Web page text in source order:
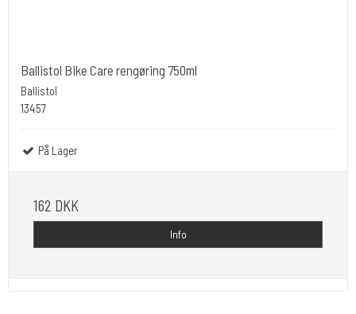
Ballistol Bike Care rengøring 750ml
Ballistol
13457
På Lager
162 DKK
Info